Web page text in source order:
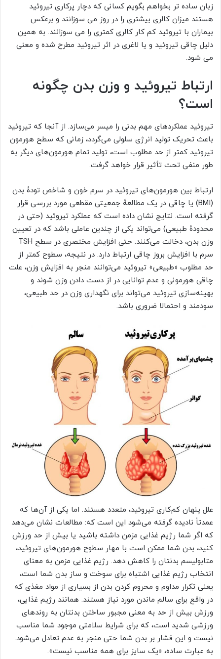
زبان ساده تر بخواهم بگویم کسانی که دچار پرکاری تیروئید
هستند میزان کالری بیشتری را در روز می سوزانند و برعکس
بیماران با تیروئید کم کار کالری کمتری را می سوزانند. به همین
دلیل چاقی تیروئید و یا لاغری در اثر تیروئید مطرح شده و معنی
می شود.
ارتباط تیروئید و وزن بدن چگونه
است؟
تیروئید عملکردهای مهم بدنی را میسر می‌‏سازد. از آنجا که تیروئید
باعث تحریک تولید انرژی سلولی می‌‏گردد، زمانی که سطح هورمون
تیروئید کمتر از حد مطلوب است، تولید تمام هورمون‌‏های دیگر به
طور منفی تحت تأثیر قرار خواهد گرفت.
ارتباط بین هورمون‌‏های تیروئید در سرم خون و شاخص تودۀ بدن
(BMI) یا چاقی در یک مطالعۀ جمعیتی مقطعی مورد بررسی قرار
گرفته است. نتایج نشان داده است که عملکرد تیروئید (حتی در
محدودۀ طبیعی) می‌‏تواند یکی از چندین عاملی باشد که در تعیین
وزن بدن، دخالت می‌‏کنند. حتی افزایش مختصری در سطح TSH
سرم با افزایش بروز چاقی ارتباط دارد. در نتیجه، سطوح کمتر از
حد مطلوب «طبیعی» تیروئید می‏‌توانند منجر به افزایش وزن، علت
چاقی هورمونی و عدم توانایی در از دست دادن وزن شوند و
بهینه‌‏سازی تیروئید می‌‏تواند برای نگه‏داری وزن در حد طبیعی،
سودمند و احتمالا ضروری باشد.
علل پنهان کم‌‏کاری تیروئید، متعدد هستند. اما یکی از آن‌ها که
عمدتاً نادیده گرفته می‌‏شود این است که: مطالعات نشان می‌‏دهد
که اگر شما رژیم غذایی مزمن داشته باشید یا بیش از حد ورزش
کنید، بدن شما ممکن است با مهار سطوح هورمون‏‌های تیروئید،
متابولیسم بدنتان را کاهش دهد. رژیم غذایی مزمن به معنای
انتخاب رژیم غذایی اشتباه برای سوخت و ساز بدن شما است،
یعنی تکرار مداوم و محروم کردن بدن از بسیاری از مواد مغذی که
در واقع برای سالم ماندن مورد نیاز هستند. همانند رژیم غذایی،
ورزش بیش از حد به معنی مجبور ساختن بدنتان به روندهای
ورزشی شدید است، که برای شرایط سلامتی موجود شما مناسب
نیست و این فشار بر بدن شما حتی منجر به عدم تعادل می‌‏شود.
به عبارت ساده، «یک سایز برای همه مناسب نیست».